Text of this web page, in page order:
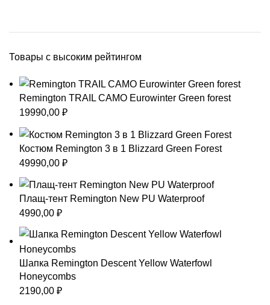
Товары с высоким рейтингом
Remington TRAIL CAMO Eurowinter Green forest
19990,00 ₽
Костюм Remington 3 в 1 Blizzard Green Forest
49990,00 ₽
Плащ-тент Remington New PU Waterproof
4990,00 ₽
Шапка Remington Descent Yellow Waterfowl
Honeycombs
2190,00 ₽